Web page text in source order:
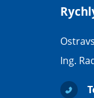
Ing.